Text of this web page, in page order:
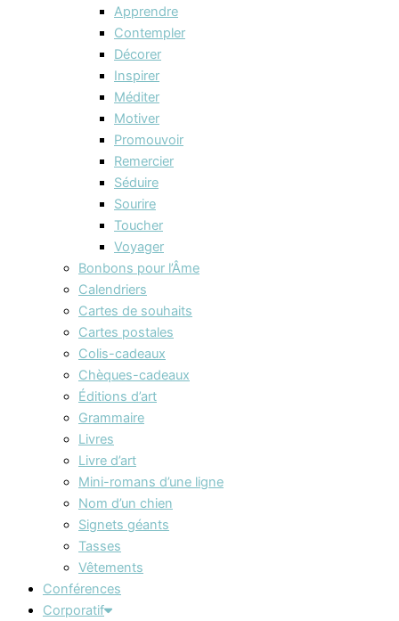
Apprendre
Contempler
Décorer
Inspirer
Méditer
Motiver
Promouvoir
Remercier
Séduire
Sourire
Toucher
Voyager
Bonbons pour l’Âme
Calendriers
Cartes de souhaits
Cartes postales
Colis-cadeaux
Chèques-cadeaux
Éditions d’art
Grammaire
Livres
Livre d’art
Mini-romans d’une ligne
Nom d’un chien
Signets géants
Tasses
Vêtements
Conférences
Corporatif